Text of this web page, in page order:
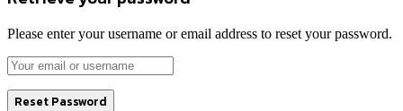
Please enter your username or email address to reset your password.